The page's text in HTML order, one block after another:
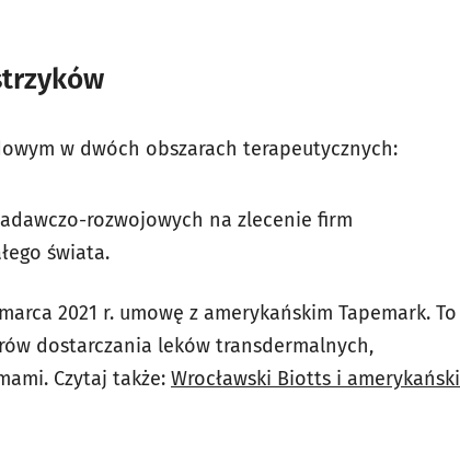
w dwóch obszarach terapeutycznych:
rozwojowych na zlecenie firm
świata.
2021 r. umowę z amerykańskim Tapemark. To
dostarczania leków transdermalnych,
Czytaj także: Wrocławski Biotts i amerykański